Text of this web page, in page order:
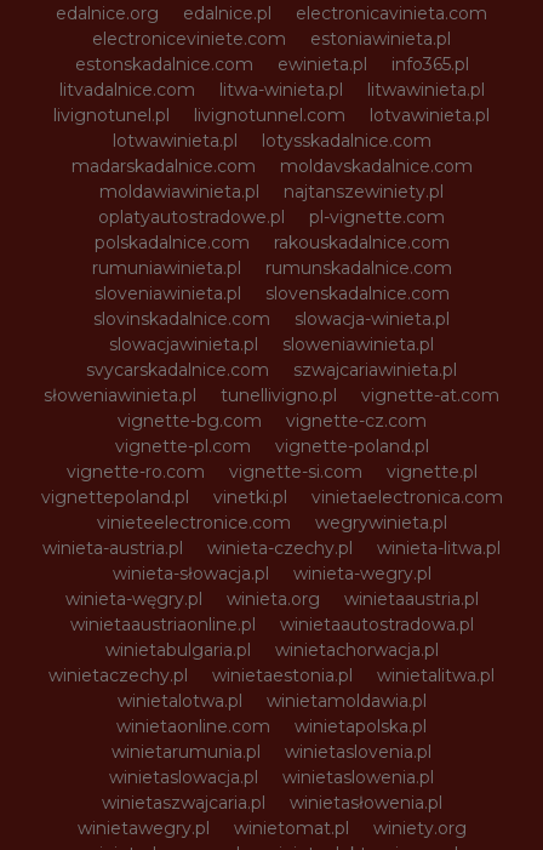
edalnice.org
edalnice.pl
electronicavinieta.com
electroniceviniete.com
estoniawinieta.pl
estonskadalnice.com
ewinieta.pl
info365.pl
litvadalnice.com
litwa-winieta.pl
litwawinieta.pl
livignotunel.pl
livignotunnel.com
lotvawinieta.pl
lotwawinieta.pl
lotysskadalnice.com
madarskadalnice.com
moldavskadalnice.com
moldawiawinieta.pl
najtanszewiniety.pl
oplatyautostradowe.pl
pl-vignette.com
polskadalnice.com
rakouskadalnice.com
rumuniawinieta.pl
rumunskadalnice.com
sloveniawinieta.pl
slovenskadalnice.com
slovinskadalnice.com
slowacja-winieta.pl
slowacjawinieta.pl
sloweniawinieta.pl
svycarskadalnice.com
szwajcariawinieta.pl
słoweniawinieta.pl
tunellivigno.pl
vignette-at.com
vignette-bg.com
vignette-cz.com
vignette-pl.com
vignette-poland.pl
vignette-ro.com
vignette-si.com
vignette.pl
vignettepoland.pl
vinetki.pl
vinietaelectronica.com
vinieteelectronice.com
wegrywinieta.pl
winieta-austria.pl
winieta-czechy.pl
winieta-litwa.pl
winieta-słowacja.pl
winieta-wegry.pl
winieta-węgry.pl
winieta.org
winietaaustria.pl
winietaaustriaonline.pl
winietaautostradowa.pl
winietabulgaria.pl
winietachorwacja.pl
winietaczechy.pl
winietaestonia.pl
winietalitwa.pl
winietalotwa.pl
winietamoldawia.pl
winietaonline.com
winietapolska.pl
winietarumunia.pl
winietaslovenia.pl
winietaslowacja.pl
winietaslowenia.pl
winietaszwajcaria.pl
winietasłowenia.pl
winietawegry.pl
winietomat.pl
winiety.org